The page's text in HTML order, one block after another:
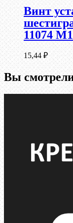
Винт
11074
15,44 ₽
Вы